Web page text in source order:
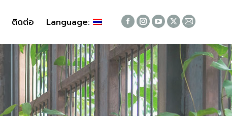
ติดต่อ Language:
Facebook
opens
in
new
window
Instagram
opens
in
new
window
YouTube
opens
in
new
window
X
opens
new
window
Mail
opens
in
new
window
ติดต่อ Language:
Facebook
opens
in
new
window
Instagram
opens
in
new
window
YouTube
opens
in
new
window
X
opens
new
window
Mail
opens
in
new
window